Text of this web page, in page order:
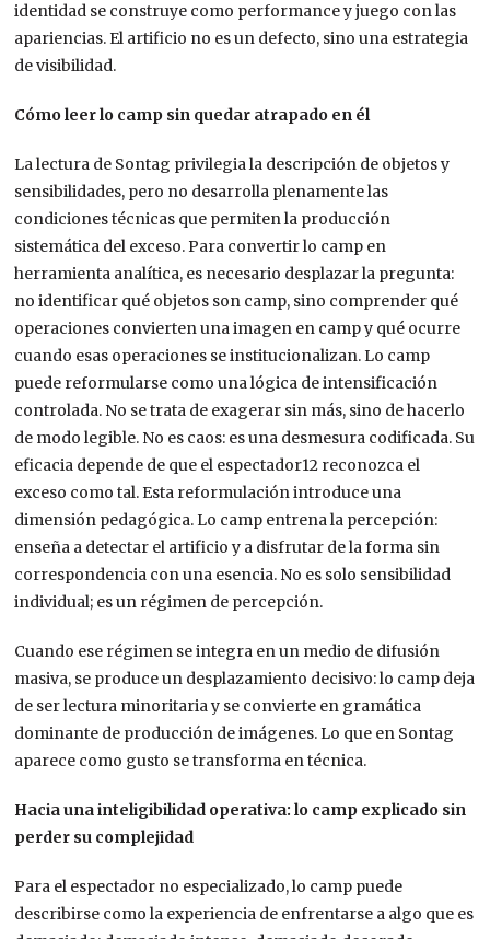
identidad se construye como performance y juego con las
apariencias. El artificio no es un defecto, sino una estrategia
de visibilidad.
Cómo leer lo camp sin quedar atrapado en él
La lectura de Sontag privilegia la descripción de objetos y
sensibilidades, pero no desarrolla plenamente las
condiciones técnicas que permiten la producción
sistemática del exceso. Para convertir lo camp en
herramienta analítica, es necesario desplazar la pregunta:
no identificar qué objetos son camp, sino comprender qué
operaciones convierten una imagen en camp y qué ocurre
cuando esas operaciones se institucionalizan. Lo camp
puede reformularse como una lógica de intensificación
controlada. No se trata de exagerar sin más, sino de hacerlo
de modo legible. No es caos: es una desmesura codificada. Su
eficacia depende de que el espectador12 reconozca el
exceso como tal. Esta reformulación introduce una
dimensión pedagógica. Lo camp entrena la percepción:
enseña a detectar el artificio y a disfrutar de la forma sin
correspondencia con una esencia. No es solo sensibilidad
individual; es un régimen de percepción.
Cuando ese régimen se integra en un medio de difusión
masiva, se produce un desplazamiento decisivo: lo camp deja
de ser lectura minoritaria y se convierte en gramática
dominante de producción de imágenes. Lo que en Sontag
aparece como gusto se transforma en técnica.
Hacia una inteligibilidad operativa: lo camp explicado sin
perder su complejidad
Para el espectador no especializado, lo camp puede
describirse como la experiencia de enfrentarse a algo que es